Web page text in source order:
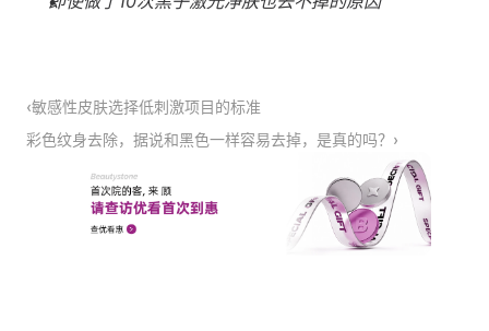
‹敏感性皮肤选择低刺激项目的标准
彩色纹身去除，据说和黑色一样容易去掉，是真的吗？›